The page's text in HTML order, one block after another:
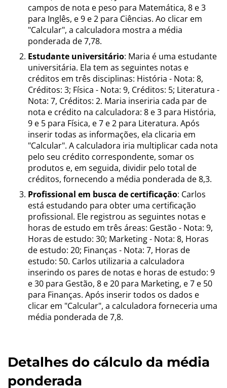
campos de nota e peso para Matemática, 8 e 3
para Inglês, e 9 e 2 para Ciências. Ao clicar em
"Calcular", a calculadora mostra a média
ponderada de 7,78.
Estudante universitário: Maria é uma estudante
universitária. Ela tem as seguintes notas e
créditos em três disciplinas: História - Nota: 8,
Créditos: 3; Física - Nota: 9, Créditos: 5; Literatura -
Nota: 7, Créditos: 2. Maria inseriria cada par de
nota e crédito na calculadora: 8 e 3 para História,
9 e 5 para Física, e 7 e 2 para Literatura. Após
inserir todas as informações, ela clicaria em
"Calcular". A calculadora iria multiplicar cada nota
pelo seu crédito correspondente, somar os
produtos e, em seguida, dividir pelo total de
créditos, fornecendo a média ponderada de 8,3.
Profissional em busca de certificação: Carlos
está estudando para obter uma certificação
profissional. Ele registrou as seguintes notas e
horas de estudo em três áreas: Gestão - Nota: 9,
Horas de estudo: 30; Marketing - Nota: 8, Horas
de estudo: 20; Finanças - Nota: 7, Horas de
estudo: 50. Carlos utilizaria a calculadora
inserindo os pares de notas e horas de estudo: 9
e 30 para Gestão, 8 e 20 para Marketing, e 7 e 50
para Finanças. Após inserir todos os dados e
clicar em "Calcular", a calculadora forneceria uma
média ponderada de 7,8.
Detalhes do cálculo da média
ponderada